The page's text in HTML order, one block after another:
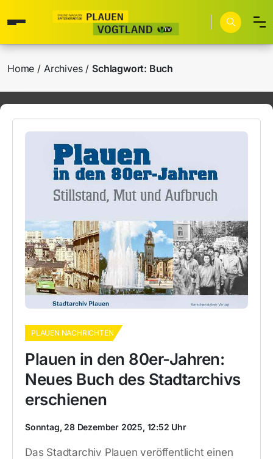
Home Archives Schlagwort: Buch
PLAUEN NACHRICHTEN
Plauen in den 80er-Jahren:
Neues Buch des Stadtarchivs
erschienen
Sonntag, 28 Dezember 2025, 12:52 Uhr
Das Stadtarchiv Plauen veröffentlicht einen